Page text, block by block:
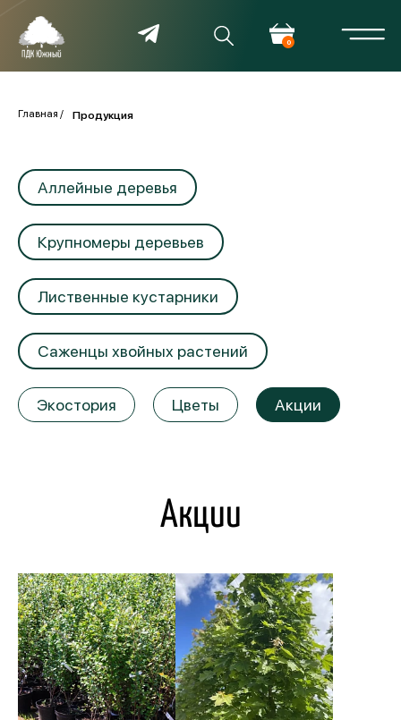
0
Главная Продукция
Аллейные деревья
Крупномеры деревьев
Лиственные кустарники
Саженцы хвойных растений
Экостория Цветы Акции
Акции